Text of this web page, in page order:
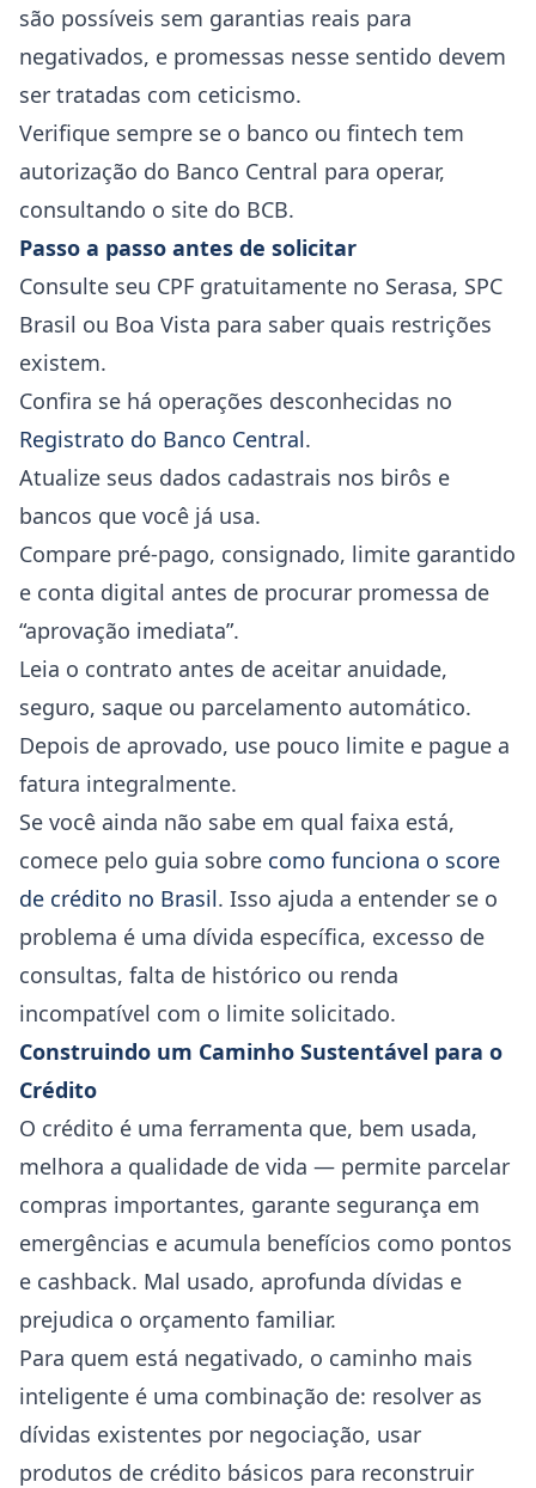
são possíveis sem garantias reais para
negativados, e promessas nesse sentido devem
ser tratadas com ceticismo.
Verifique sempre se o banco ou fintech tem
autorização do Banco Central para operar,
consultando o site do BCB.
Passo a passo antes de solicitar
Consulte seu CPF gratuitamente no Serasa, SPC
Brasil ou Boa Vista para saber quais restrições
existem.
Confira se há operações desconhecidas no
Registrato do Banco Central.
Atualize seus dados cadastrais nos birôs e
bancos que você já usa.
Compare pré-pago, consignado, limite garantido
e conta digital antes de procurar promessa de
“aprovação imediata”.
Leia o contrato antes de aceitar anuidade,
seguro, saque ou parcelamento automático.
Depois de aprovado, use pouco limite e pague a
fatura integralmente.
Se você ainda não sabe em qual faixa está,
comece pelo guia sobre como funciona o score
de crédito no Brasil. Isso ajuda a entender se o
problema é uma dívida específica, excesso de
consultas, falta de histórico ou renda
incompatível com o limite solicitado.
Construindo um Caminho Sustentável para o
Crédito
O crédito é uma ferramenta que, bem usada,
melhora a qualidade de vida — permite parcelar
compras importantes, garante segurança em
emergências e acumula benefícios como pontos
e cashback. Mal usado, aprofunda dívidas e
prejudica o orçamento familiar.
Para quem está negativado, o caminho mais
inteligente é uma combinação de: resolver as
dívidas existentes por negociação, usar
produtos de crédito básicos para reconstruir